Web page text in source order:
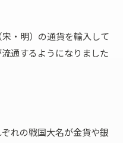
・明）の通貨を輸入して
通するようになりました
れの戦国大名が金貨や銀